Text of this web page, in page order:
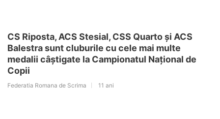
CS Riposta, ACS Stesial, CSS Quarto și ACS
Balestra sunt cluburile cu cele mai multe
medalii câștigate la Campionatul Național de
Copii
Federatia Romana de Scrima 11 ani